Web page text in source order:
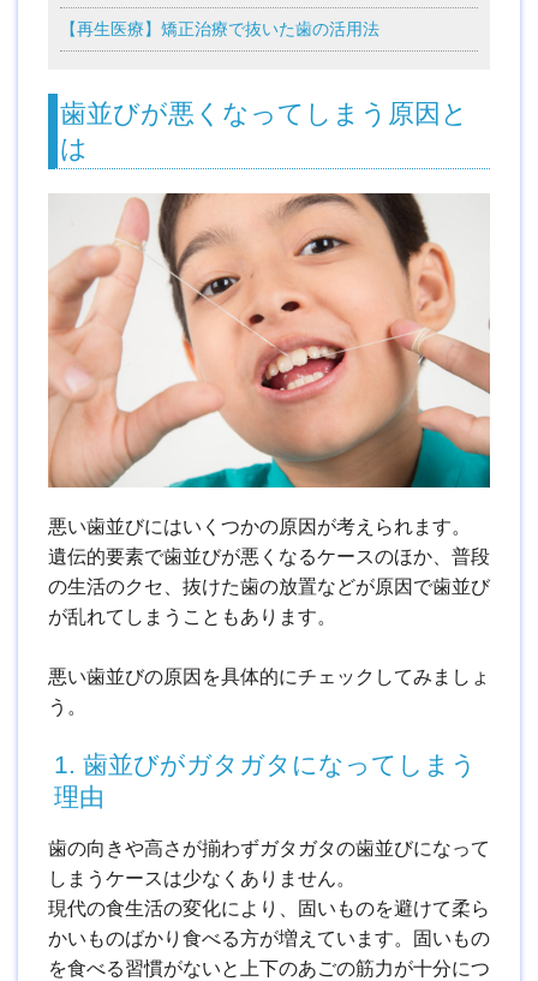
【再生医療】矯正治療で抜いた歯の活用法
歯並びが悪くなってしまう原因と
は
悪い歯並びにはいくつかの原因が考えられます。
遺伝的要素で歯並びが悪くなるケースのほか、普段
の生活のクセ、抜けた歯の放置などが原因で歯並び
が乱れてしまうこともあります。
悪い歯並びの原因を具体的にチェックしてみましょ
う。
1. 歯並びがガタガタになってしまう
理由
歯の向きや高さが揃わずガタガタの歯並びになって
しまうケースは少なくありません。
現代の食生活の変化により、固いものを避けて柔ら
かいものばかり食べる方が増えています。固いもの
を食べる習慣がないと上下のあごの筋力が十分につ